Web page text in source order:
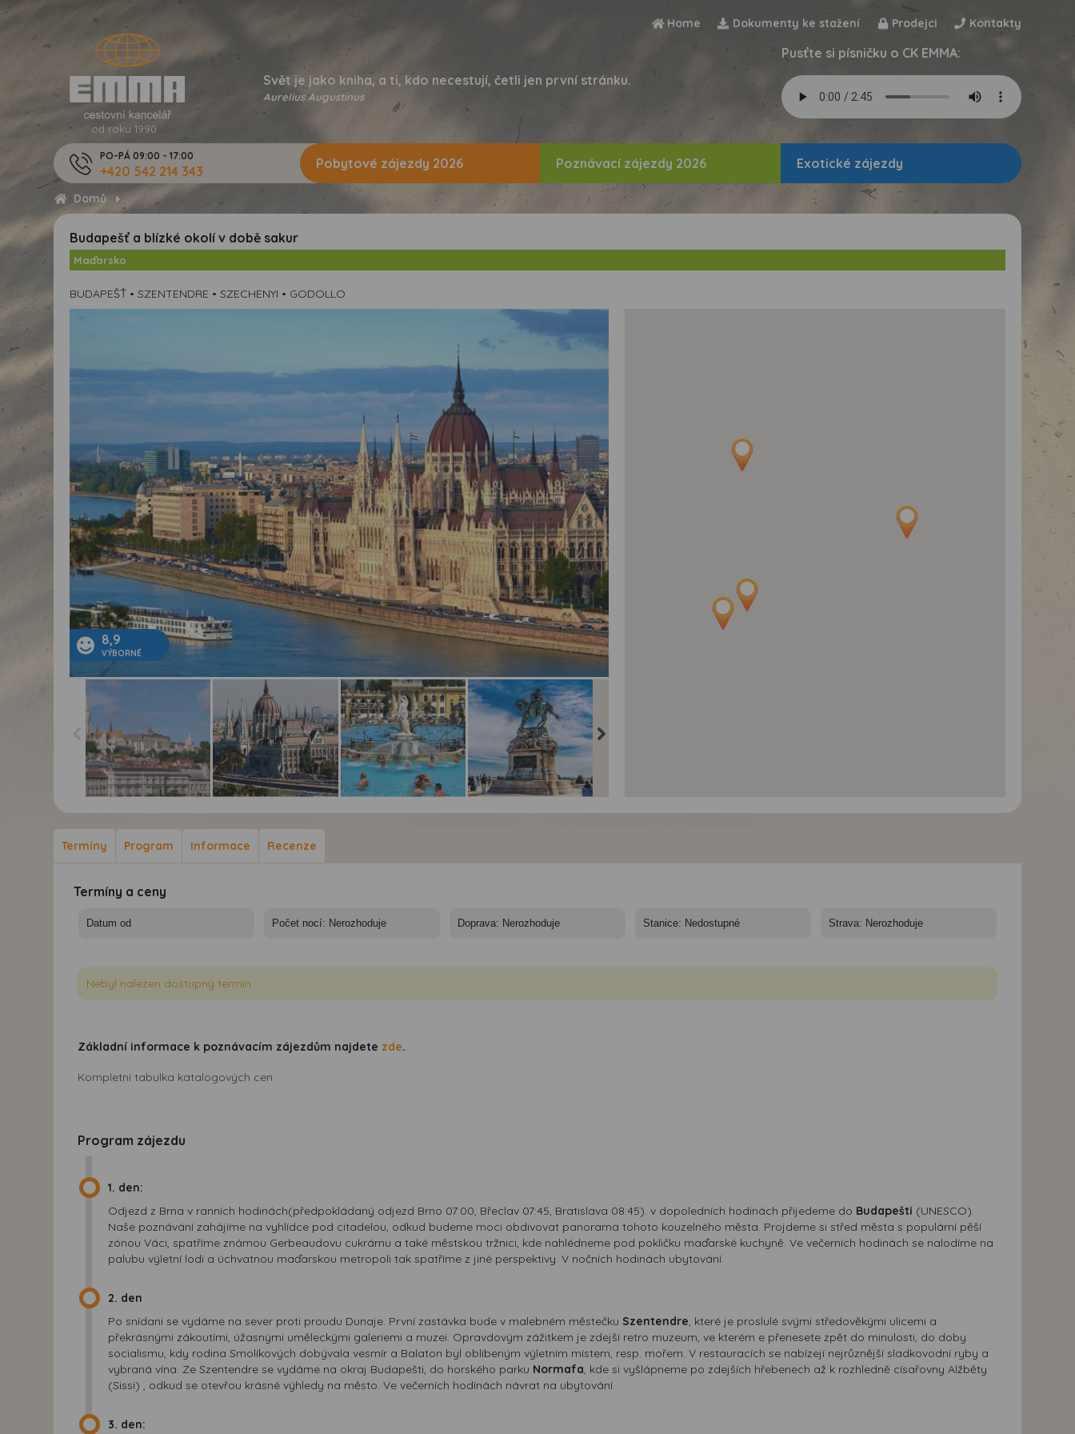
Home Dokumenty ke stažení Prodejci Kontakty
od roku 1990
Svět je jako kniha, a ti, kdo necestují, četli jen první stránku.
Aurelius Augustinus
Pusťte si písničku o CK EMMA:
PO-PÁ 09:00 - 17:00
+420 542 214 343
Domů
Pobytové zájezdy 2026 Poznávací zájezdy 2026 Exotické zájezdy
Budapešť a blízké okolí v době sakur
Maďarsko
BUDAPEŠŤ • SZENTENDRE • SZECHENYI • GODOLLO
8,9
VÝBORNÉ
klenot
klenot
Termíny
Program Informace Recenze
Termíny a ceny
Nebyl nalezen dostupný termín.
Základní informace k poznávacím zájezdům najdete zde.
Kompletní tabulka katalogových cen
Program zájezdu
1. den:
Odjezd z Brna v ranních hodinách(předpokládaný odjezd Brno 07:00, Břeclav 07:45, Bratislava 08:45). v dopoledních hodinách přijedeme do Budapešti (UNESCO).
Naše poznávání zahájíme na vyhlídce pod citadelou, odkud budeme moci obdivovat panorama tohoto kouzelného města. Projdeme si střed města s populární pěší
zónou Váci, spatříme známou Gerbeaudovu cukrárnu a také městskou tržnici, kde nahlédneme pod pokličku maďarské kuchyně. Ve večerních hodinách se nalodíme na
palubu výletní lodi a úchvatnou maďarskou metropoli tak spatříme z jiné perspektivy. V nočních hodinách ubytování.
2. den
Po snídani se vydáme na sever proti proudu Dunaje. První zastávka bude v malebném městečku Szentendre, které je proslulé svými středověkými ulicemi a
překrásnými zákoutími, úžasnými uměleckými galeriemi a muzei. Opravdovým zážitkem je zdejší retro muzeum, ve kterém e přenesete zpět do minulosti, do doby
socialismu, kdy rodina Smolíkových dobývala vesmír a Balaton byl oblíbeným výletním místem, resp. mořem. V restauracích se nabízejí nejrůznější sladkovodní ryby a
vybraná vína. Ze Szentendre se vydáme na okraj Budapešti, do horského parku Normafa, kde si vyšlápneme po zdejších hřebenech až k rozhledně císařovny Alžběty
(Sissi) , odkud se otevřou krásné výhledy na město. Ve večerních hodínách návrat na ubytování.
3. den: